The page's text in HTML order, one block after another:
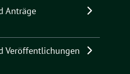
Anträge
Veröffentlichungen